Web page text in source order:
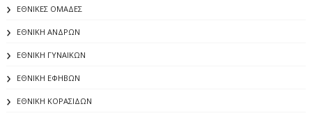
ΕΘΝΙΚΕΣ ΟΜΑΔΕΣ
ΕΘΝΙΚΗ ΑΝΔΡΩΝ
ΕΘΝΙΚΗ ΓΥΝΑΙΚΩΝ
ΕΘΝΙΚΗ ΕΦΗΒΩΝ
ΕΘΝΙΚΗ ΚΟΡΑΣΙΔΩΝ